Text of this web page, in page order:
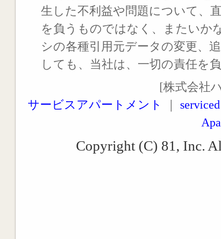
生した不利益や問題について、
を負うものではなく、またいか
シの各種引用元データの変更、
しても、当社は、一切の責任を
[株式会社
サービスアパートメント
Copyright (C) 81, Inc.